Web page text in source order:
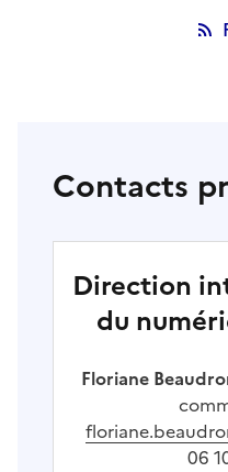
Contacts
Direction
du
Floriane
06